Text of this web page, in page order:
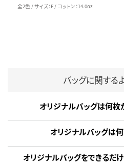
全2色 / サイズ：F / コットン：14.0oz
バッグに関する
オリジナルバッグは何枚
オリジナルバッグは
オリジナルバッグをできるだ